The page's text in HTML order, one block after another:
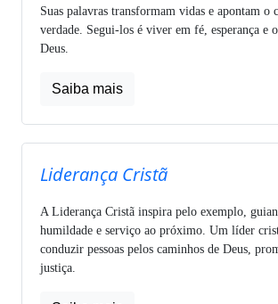
Suas palavras transformam vidas e apontam o
verdade. Segui-los é viver em fé, esperança e
Deus.
Saiba mais
Liderança Cristã
A Liderança Cristã inspira pelo exemplo,
humildade e serviço ao próximo. Um líder
conduzir pessoas pelos caminhos de Deus,
justiça.